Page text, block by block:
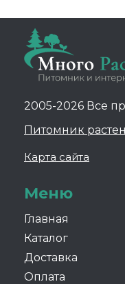
2005-2026 Все
Питомник
Карта сайта
Меню
Главная
Каталог
Доставка
Оплата